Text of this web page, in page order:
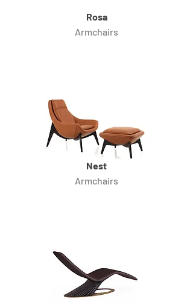
Rosa
Armchairs
Nest
Armchairs